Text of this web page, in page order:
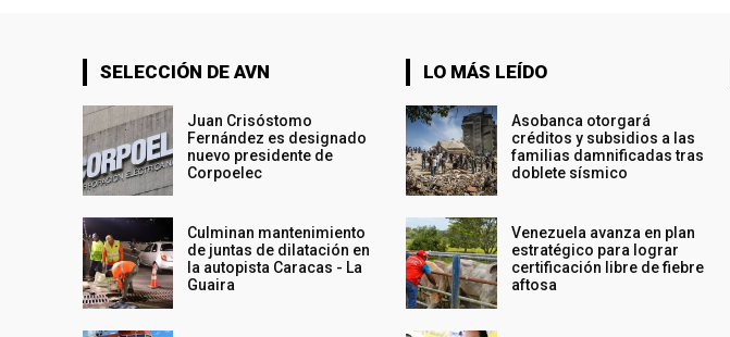
SELECCIÓN DE AVN
Juan Crisóstomo
Fernández es designado
nuevo presidente de
Corpoelec
Culminan mantenimiento
de juntas de dilatación en
la autopista Caracas - La
Guaira
LO MÁS LEÍDO
Asobanca otorgará
créditos y subsidios a las
familias damnificadas tras
doblete sísmico
Venezuela avanza en plan
estratégico para lograr
certificación libre de fiebre
aftosa